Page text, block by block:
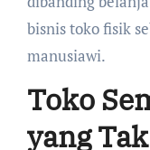
bisnis toko fisik
manusiawi.
Toko
yang